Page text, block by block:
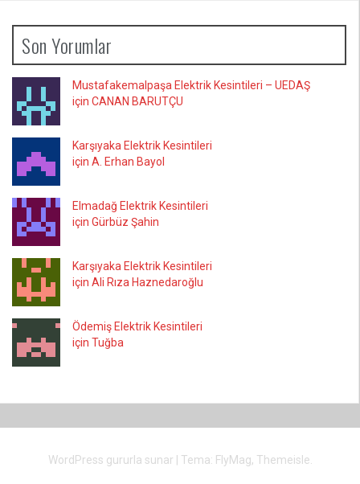
Son Yorumlar
Mustafakemalpaşa Elektrik Kesintileri – UEDAŞ
için CANAN BARUTÇU
Karşıyaka Elektrik Kesintileri
için A. Erhan Bayol
Elmadağ Elektrik Kesintileri
için Gürbüz Şahin
Karşıyaka Elektrik Kesintileri
için Ali Rıza Haznedaroğlu
Ödemiş Elektrik Kesintileri
için Tuğba
WordPress gururla sunar Tema: FlyMag, Themeisle.